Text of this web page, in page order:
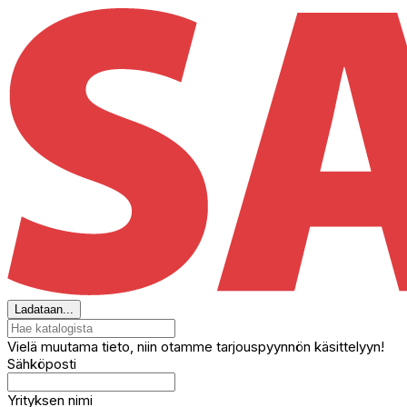
Ladataan...
Vielä muutama tieto, niin otamme tarjouspyynnön käsittelyyn!
Sähköposti
Yrityksen nimi